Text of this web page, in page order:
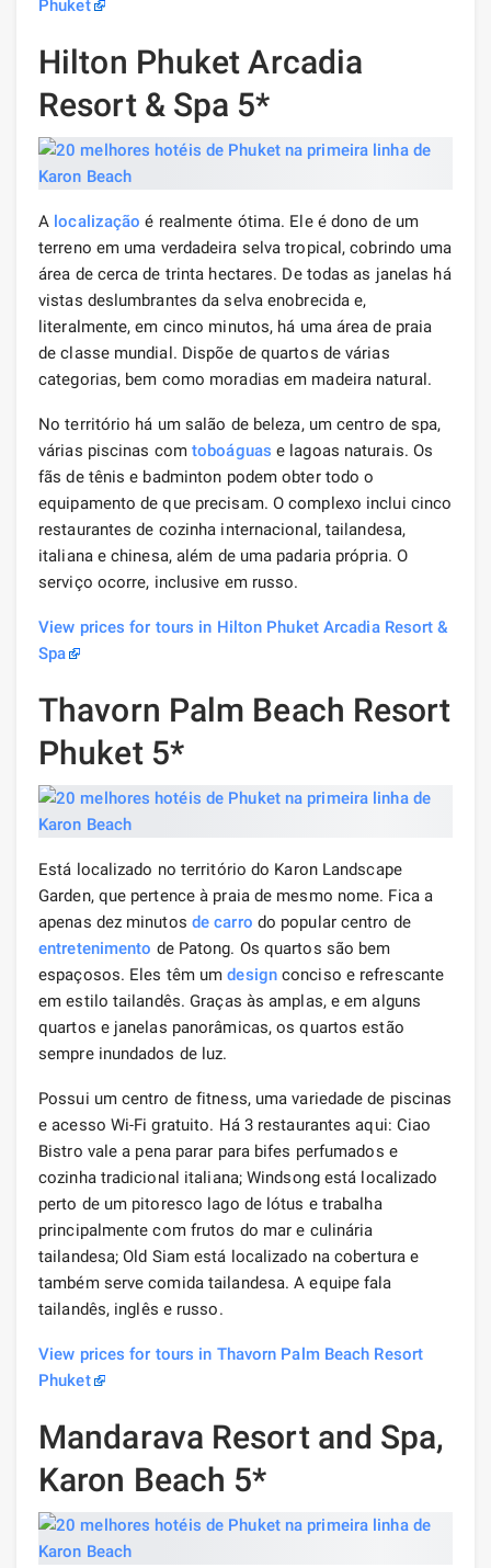
Phuket
Hilton Phuket Arcadia
Resort & Spa 5*
A localização é realmente ótima. Ele é dono de um
terreno em uma verdadeira selva tropical, cobrindo uma
área de cerca de trinta hectares. De todas as janelas há
vistas deslumbrantes da selva enobrecida e,
literalmente, em cinco minutos, há uma área de praia
de classe mundial. Dispõe de quartos de várias
categorias, bem como moradias em madeira natural.
No território há um salão de beleza, um centro de spa,
várias piscinas com toboáguas e lagoas naturais. Os
fãs de tênis e badminton podem obter todo o
equipamento de que precisam. O complexo inclui cinco
restaurantes de cozinha internacional, tailandesa,
italiana e chinesa, além de uma padaria própria. O
serviço ocorre, inclusive em russo.
View prices for tours in Hilton Phuket Arcadia Resort &
Spa
Thavorn Palm Beach Resort
Phuket 5*
Está localizado no território do Karon Landscape
Garden, que pertence à praia de mesmo nome. Fica a
apenas dez minutos de carro do popular centro de
entretenimento de Patong. Os quartos são bem
espaçosos. Eles têm umdesignconciso e refrescante
em estilo tailandês. Graças às amplas, e em alguns
quartos e janelas panorâmicas, os quartos estão
sempre inundados de luz.
Possui um centro de fitness, uma variedade de piscinas
e acesso Wi-Fi gratuito. Há 3 restaurantes aqui: Ciao
Bistro vale a pena parar para bifes perfumados e
cozinha tradicional italiana; Windsong está localizado
perto de um pitoresco lago de lótus e trabalha
principalmente com frutos do mar e culinária
tailandesa; Old Siam está localizado na cobertura e
também serve comida tailandesa. A equipe fala
tailandês, inglês e russo.
View prices for tours in Thavorn Palm Beach Resort
Phuket
Mandarava Resort and Spa,
Karon Beach 5*